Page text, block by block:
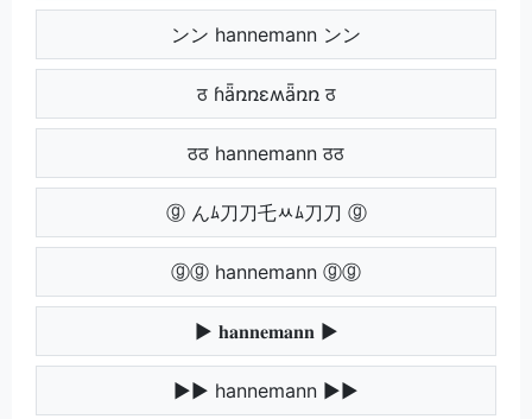
ンン hannemann ンン
ठ ɦǟռռɛʍǟռռ ठ
ठठ hannemann ठठ
ⓖ んﾑ刀刀乇ﾶﾑ刀刀 ⓖ
ⓖⓖ hannemann ⓖⓖ
▶ 𝐡𝐚𝐧𝐧𝐞𝐦𝐚𝐧𝐧 ▶
▶▶ hannemann ▶▶